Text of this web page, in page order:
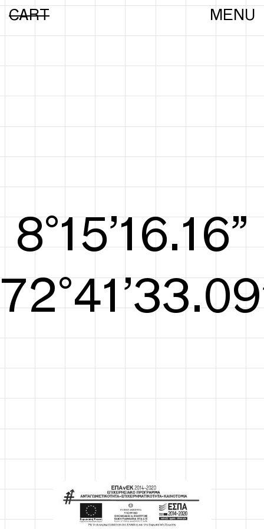
CART MENU
8°15’16.35”